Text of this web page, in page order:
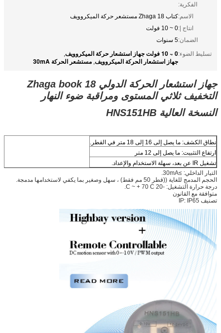
الفكرية:
الاسم:كتاب Zhaga 18 مستشعر حركة الميكروويف
انتاج |:0 ~ 10 فولت
الضمان:5 سنوات
تسليط الضوء:0 ~ 10 فولت جهاز استشعار حركة الميكروويف ,
جهاز استشعار الحركة الميكروويف, مستشعر الحركة 30mA
جهاز استشعار الحركة الدولي Zhaga book 18
التخفيف ثلاثي المستوى ومراقبة ضوء النهار
النسخة العالية HNS151HB
نطاق الكشف: ما يصل إلى 16 إلى 18 متر في القطر.
ارتفاع التثبيت: ما يصل إلى 12 متر
تشغيل IR عن بعد، سهلة الاستخدام والإعداد.
التيار الداخلي: ≥30mA.
الحجم المدمج للغاية ((قطر 50 مم فقط) ، سهل وصغير بما يكفي لاستخدامها مدمجة.
درجة حرارة التشغيل: -20 C ~ + 70 C.
متوافقة مع القانون
تصنيف IP: IP65